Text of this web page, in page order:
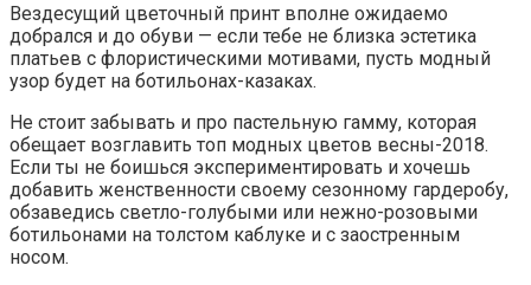
Вездесущий цветочный принт вполне ожидаемо
добрался и до обуви — если тебе не близка эстетика
платьев с флористическими мотивами, пусть модный
узор будет на ботильонах-казаках.
Не стоит забывать и про пастельную гамму, которая
обещает возглавить топ модных цветов весны-2018.
Если ты не боишься экспериментировать и хочешь
добавить женственности своему сезонному гардеробу,
обзаведись светло-голубыми или нежно-розовыми
ботильонами на толстом каблуке и с заостренным
носом.